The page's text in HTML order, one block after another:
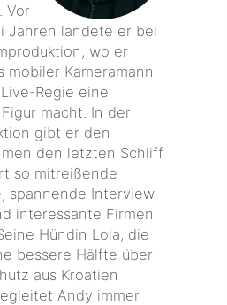
Vor
Jahren landete er bei
wo er
mobiler Kameramann
Regie eine
macht. In der
gibt er den
den letzten Schliff
so mitreißende
spannende Interview
interessante Firmen
Hündin Lola, die
bessere Hälfte über
aus Kroatien
Andy immer